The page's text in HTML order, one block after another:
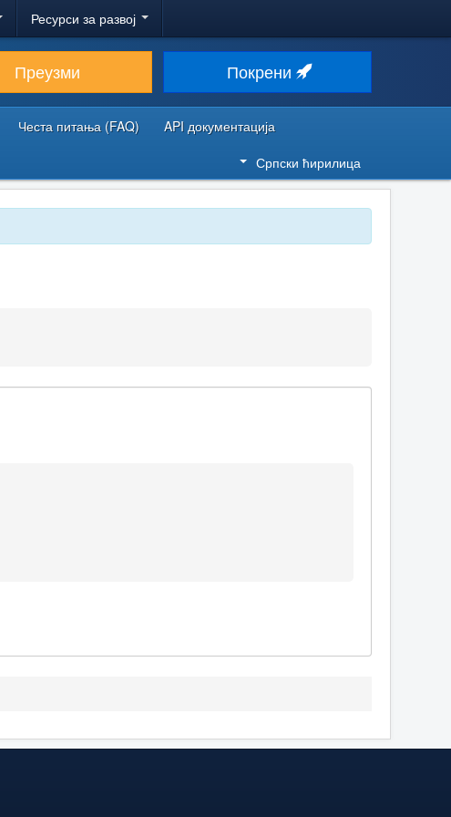
Ресурси за развој
Преузми Покрени
Честа питања (FAQ)
API документација
Српски ћирилица